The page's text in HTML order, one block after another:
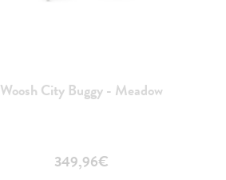
Woosh City Buggy - Meadow
349,96€